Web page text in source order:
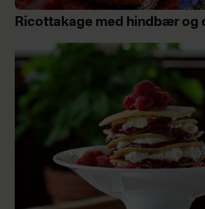
Ricottakage med hindbær og